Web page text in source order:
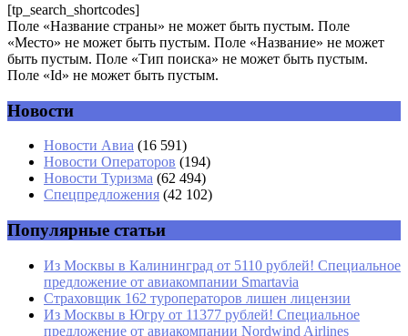
Имя *
Email*
[tp_search_shortcodes]
Поле «Название страны» не может быть пустым. Поле
«Место» не может быть пустым. Поле «Название» не может
быть пустым. Поле «Тип поиска» не может быть пустым.
Поле «Id» не может быть пустым.
Новости
Новости Авиа (16 591)
Новости Операторов (194)
Новости Туризма (62 494)
Спецпредложения (42 102)
Популярные статьи
Из Москвы в Калининград от 5110 рублей! Специальное
предложение от авиакомпании Smartavia
Страховщик 162 туроператоров лишен лицензии
Из Москвы в Югру от 11377 рублей! Специальное
предложение от авиакомпании Nordwind Airlines